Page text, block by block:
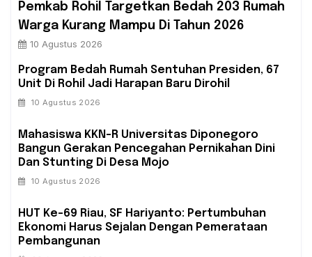
Pemkab Rohil Targetkan Bedah 203 Rumah
Warga Kurang Mampu Di Tahun 2026
10 Agustus 2026
Program Bedah Rumah Sentuhan Presiden, 67
Unit Di Rohil Jadi Harapan Baru Dirohil
10 Agustus 2026
Mahasiswa KKN-R Universitas Diponegoro
Bangun Gerakan Pencegahan Pernikahan Dini
Dan Stunting Di Desa Mojo
10 Agustus 2026
HUT Ke-69 Riau, SF Hariyanto: Pertumbuhan
Ekonomi Harus Sejalan Dengan Pemerataan
Pembangunan